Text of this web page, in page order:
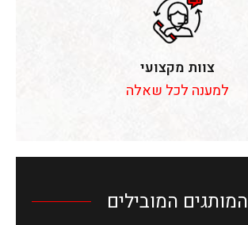
צוות מקצועי
למענה לכל שאלה
המותגים המובילים